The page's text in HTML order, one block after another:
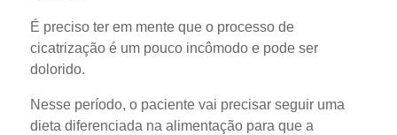
É preciso ter em mente que o processo de
cicatrização é um pouco incômodo e pode ser
dolorido.
Nesse período, o paciente vai precisar seguir uma
dieta diferenciada na alimentação para que a